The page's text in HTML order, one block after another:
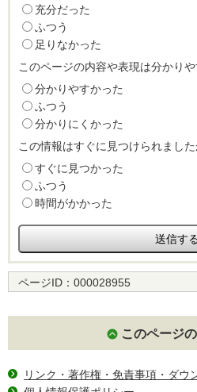
充分だった
ふつう
足りなかった
このページの内容や表現は分かり
分かりやすかった
ふつう
分かりにくかった
この情報はすぐに見つけられました
すぐに見つかった
ふつう
時間がかかった
ページID： 000028955
このページ
リンク・著作権・免責事項・ダウ